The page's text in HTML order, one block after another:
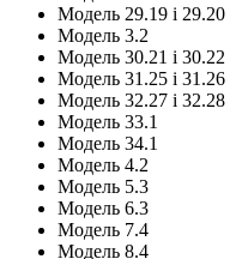
Модель 29.19 і 29.20
Модель 3.2
Модель 30.21 і 30.22
Модель 31.25 і 31.26
Модель 32.27 і 32.28
Модель 33.1
Модель 34.1
Модель 4.2
Модель 5.3
Модель 6.3
Модель 7.4
Модель 8.4